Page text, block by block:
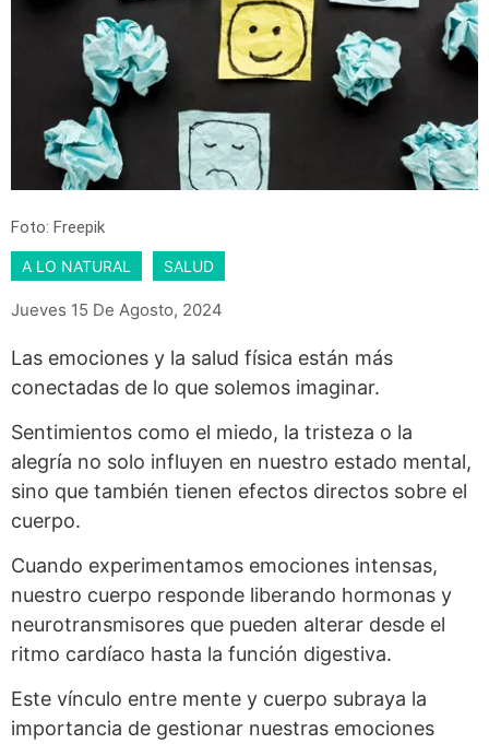
Foto: Freepik
A LO NATURAL SALUD
Jueves 15 De Agosto, 2024
Las emociones y la salud física están más
conectadas de lo que solemos imaginar.
Sentimientos como el miedo, la tristeza o la
alegría no solo influyen en nuestro estado mental,
sino que también tienen efectos directos sobre el
cuerpo.
Cuando experimentamos emociones intensas,
nuestro cuerpo responde liberando hormonas y
neurotransmisores que pueden alterar desde el
ritmo cardíaco hasta la función digestiva.
Este vínculo entre mente y cuerpo subraya la
importancia de gestionar nuestras emociones